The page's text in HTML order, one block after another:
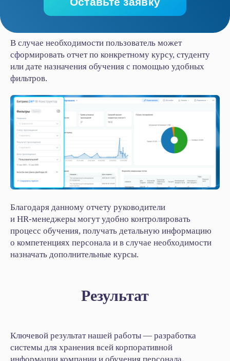
В случае необходимости пользователь может
сформировать отчет по конкретному курсу, студенту
или дате назначения обучения с помощью удобных
фильтров.
Благодаря данному отчету руководители
и HR‑менеджеры могут удобно контролировать
процесс обучения, получать детальную информацию
о компетенциях персонала и в случае необходимости
назначать дополнительные курсы.
Результат
Ключевой результат нашей работы — разработка
системы для хранения всей корпоративной
Интеграция Битрикс24 и 1С
BI-отчёты
О компании
О нас
Наши приложения
Контакты
Блог
Акции
Кейсы
Статьи
Новости
Вебинары
Тех. поддержка
194100, г. Санкт-Петербург, Б.
Сампсониевский пр-кт, д. 68Н,
офисы 504 и 513
Вакансии
Аудит Битрикс24
Маркет готовых решений
HRM-система
AI-система аналитики звонков